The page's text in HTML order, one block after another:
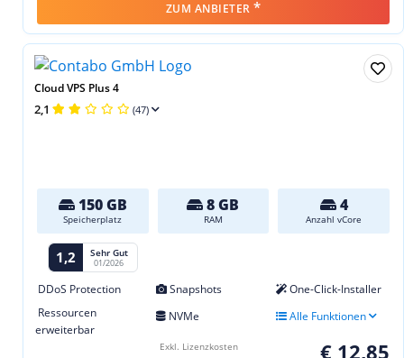
ZUM ANBIETER *
Cloud VPS Plus 4
2,1 (47)
150 GB
Speicherplatz
8 GB
RAM
4
Anzahl vCore
1,2 Sehr Gut
01/2026
DDoS Protection Snapshots
One-Click-Installer
Ressourcen
erweiterbar
NVMe Alle Funktionen
€ 12,85
Exkl. Lizenzkosten